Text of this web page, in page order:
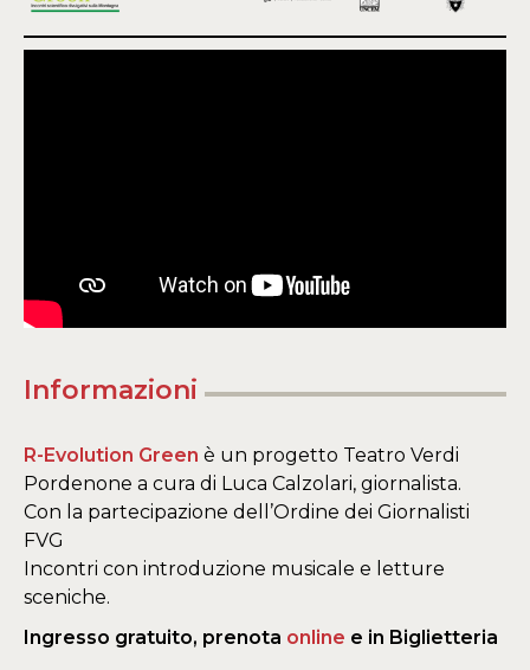
Informazioni
R-Evolution Green è un progetto Teatro Verdi
Pordenone a cura di Luca Calzolari, giornalista.
Con la partecipazione dell’Ordine dei Giornalisti
FVG
Incontri con introduzione musicale e letture
sceniche.
Ingresso gratuito, prenota online e in Biglietteria